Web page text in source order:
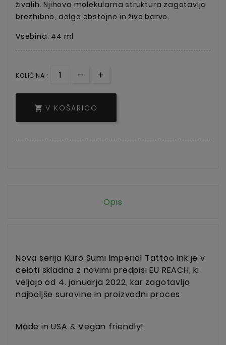
živalih. Njihova molekularna struktura zagotavlja
brezhibno, dolgo obstojno in živo barvo.
Vsebina: 44 ml
KOLIČINA :
 V KOŠARICO
Opis
Nova serija Kuro Sumi Imperial Tattoo Ink je v
celoti skladna z novimi predpisi EU REACH, ki
veljajo od 4. januarja 2022, kar zagotavlja
najboljše surovine in proizvodni proces.
Made in USA & Vegan friendly!